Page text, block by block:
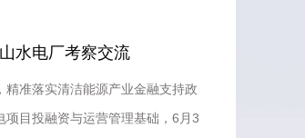
水电厂考察交流
准落实清洁能源产业金融支持政
目投融资与运营管理基础，6月3